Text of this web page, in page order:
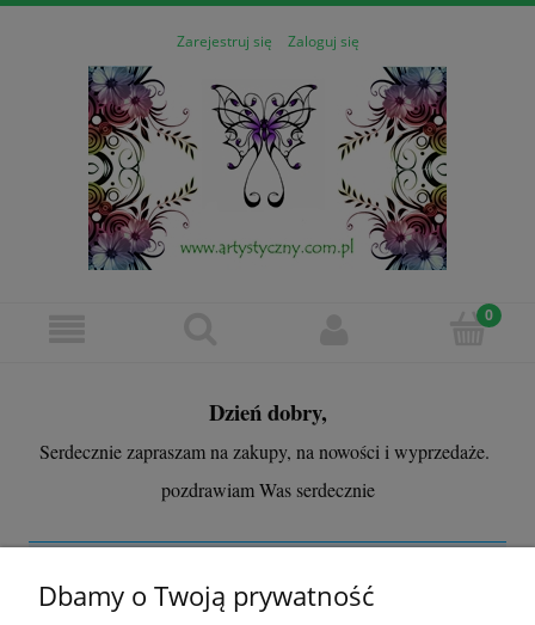
Zarejestruj się Zaloguj się
Dzień dobry,
Serdecznie zapraszam na zakupy, na nowości i wyprzedaże.
pozdrawiam Was serdecznie
Dbamy o Twoją prywatność